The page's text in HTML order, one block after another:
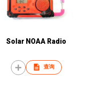
Solar NOAA Radio
查询